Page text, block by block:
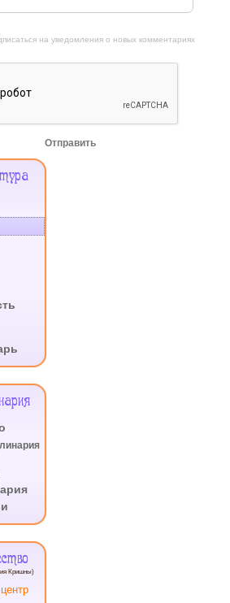
на уведомления о новых комментариях
Отправить
Кришны)